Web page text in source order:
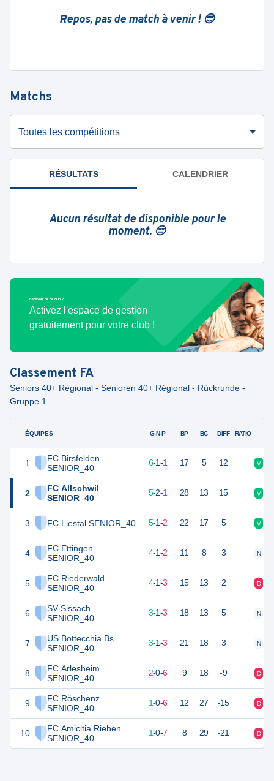
Repos, pas de match à venir ! 😎
Matchs
Toutes les compétitions
RÉSULTATS CALENDRIER
Aucun résultat de disponible pour le
moment. 😔
Bénévole de ce club ?
Activez l'espace de gestion
gratuitement pour votre club !
Classement FA
Seniors 40+ Régional - Senioren 40+ Régional - Rückrunde -
Gruppe 1
ÉQUIPES
1
FC Birsfelden
SENIOR_40
2
FC Allschwil
SENIOR_40
3 FC Liestal SENIOR_40
4
FC Ettingen
SENIOR_40
5
FC Riederwald
SENIOR_40
6
SV Sissach
SENIOR_40
7
US Bottecchia Bs
SENIOR_40
8
FC Arlesheim
SENIOR_40
9
FC Röschenz
SENIOR_40
10
FC Amicitia Riehen
SENIOR_40
G-N-P BP BC DIFF RATIO
6-1-1 17 5 12 V
5-2-1 28 13 15 V
16 8 5-1-2 22 17 5 V
4-1-2 11 8 3 N
4-1-3 15 13 2 D
3-1-3 18 13 5 N
10 3-1-3 21 18 3 N
2-0-6 9 18 -9 D
1-0-6 12 27 -15 D
3 1-0-7 8 29 -21 D